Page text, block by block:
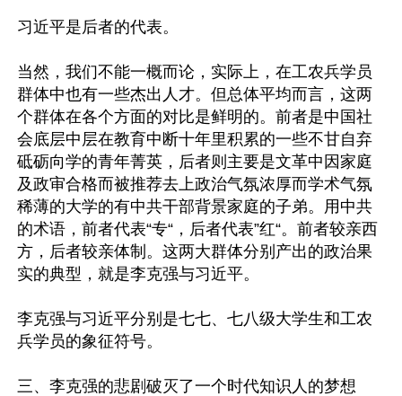
习近平是后者的代表。
当然，我们不能一概而论，实际上，在工农兵学员
群体中也有一些杰出人才。但总体平均而言，这两
个群体在各个方面的对比是鲜明的。前者是中国社
会底层中层在教育中断十年里积累的一些不甘自弃
砥砺向学的青年菁英，后者则主要是文革中因家庭
及政审合格而被推荐去上政治气氛浓厚而学术气氛
稀薄的大学的有中共干部背景家庭的子弟。用中共
的术语，前者代表“专“，后者代表”红“。前者较亲西
方，后者较亲体制。这两大群体分别产出的政治果
实的典型，就是李克强与习近平。
李克强与习近平分别是七七、七八级大学生和工农
兵学员的象征符号。
三、李克强的悲剧破灭了一个时代知识人的梦想